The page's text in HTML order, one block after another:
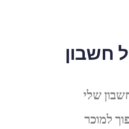
חשבון
שלי
למוכר